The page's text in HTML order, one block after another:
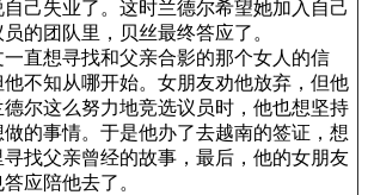
自己失业了。这时兰德尔希望她加入自己
的团队里，贝丝最终答应了。
直想寻找和父亲合影的那个女人的信
他不知从哪开始。女朋友劝他放弃，但他
德尔这么努力地竞选议员时，他也想坚持
做的事情。于是他办了去越南的签证，想
寻找父亲曾经的故事，最后，他的女朋友
应陪他去了。